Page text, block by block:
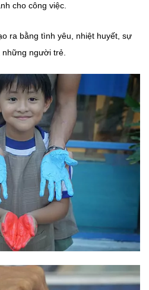
cho công việc.
ra bằng tình yêu, nhiệt huyết, sự
người trẻ.